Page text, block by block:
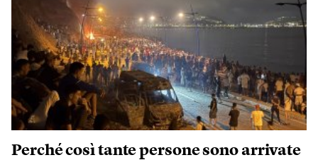
Perché così tante persone sono arrivate